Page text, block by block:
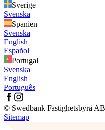
Sverige
Svenska
Spanien
Svenska
English
Español
Portugal
Svenska
English
Português
© Swedbank Fastighetsbyrå AB
Sitemap